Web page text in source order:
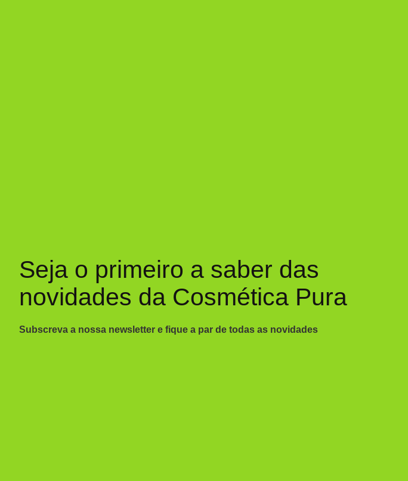
Seja o primeiro a saber das
novidades da Cosmética Pura
Subscreva a nossa newsletter e fique a par de todas as novidades